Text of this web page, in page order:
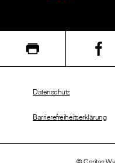
Datenschutz
Barrierefreiheitserklärung